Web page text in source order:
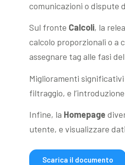
comunicazioni o dispute
Sul fronte Calcoli, la
calcolo proporzionali o a
assegnare tag alle fasi
Miglioramenti
filtraggio, e
Infine, la Homepage
utente, e visualizzare
Scarica il documento